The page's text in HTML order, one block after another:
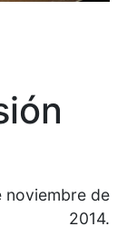
noviembre de
2014.